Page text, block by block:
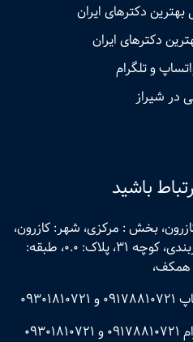
دکترهای ایران
دکترهای ایران
و تلگرام
در شیراز
باشید
بخش : مرکزی، شهر: کازرون،
محله: مصلی، خیابان کمربندی، کوچه 31، پلاک: 0.0، طبقه:
همکف،
09178810721 و 09301810721
09178810721 و 09301810721